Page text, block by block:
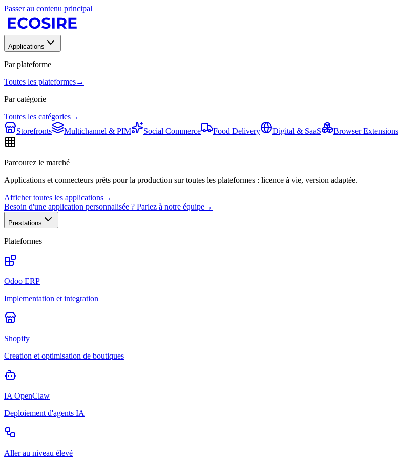
Passer au contenu principal
Applications
Par plateforme
Toutes les plateformes→
Par catégorie
Toutes les catégories→
Storefronts
Multichannel & PIM Social Commerce Food Delivery Digital & SaaS Browser Extensions
Parcourez le marché
Applications et connecteurs prêts pour la production sur toutes les plateformes : licence à vie, version adaptée.
Afficher toutes les applications→
Besoin d'une application personnalisée ? Parlez à notre équipe→
Prestations
Plateformes
Odoo ERP
Implementation et integration
Shopify
Creation et optimisation de boutiques
IA OpenClaw
Deploiement d'agents IA
Aller au niveau élevé